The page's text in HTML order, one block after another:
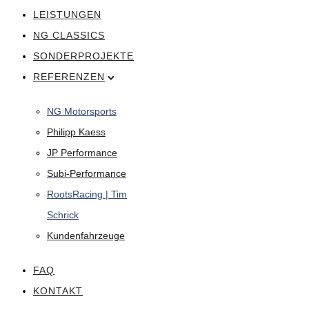
LEISTUNGEN
NG CLASSICS
SONDERPROJEKTE
REFERENZEN
NG Motorsports
Philipp Kaess
JP Performance
Subi-Performance
RootsRacing | Tim
Schrick
Kundenfahrzeuge
FAQ
KONTAKT